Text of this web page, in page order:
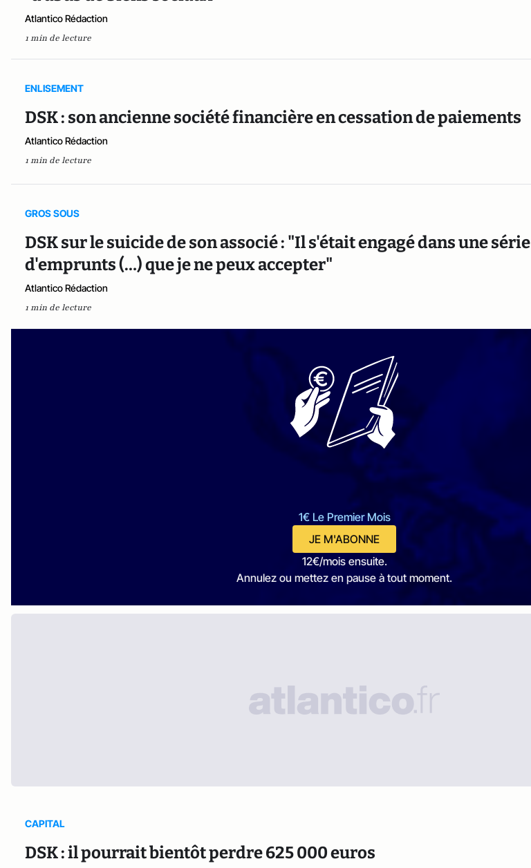
Atlantico Rédaction
1 min de lecture
ENLISEMENT
DSK : son ancienne société financière en cessation de paiements
Atlantico Rédaction
1 min de lecture
GROS SOUS
DSK sur le suicide de son associé : "Il s'était engagé dans une série
d'emprunts (…) que je ne peux accepter"
Atlantico Rédaction
1 min de lecture
1€ Le Premier Mois
JE M'ABONNE
12€/mois ensuite.
Annulez ou mettez en pause à tout moment.
CAPITAL
DSK : il pourrait bientôt perdre 625 000 euros